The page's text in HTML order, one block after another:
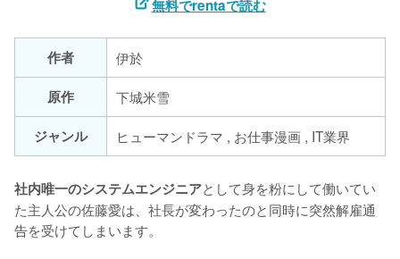
無料でrentaで読む
作者
伊於
原作
下城米雪
ジャンル
ヒューマンドラマ , お仕事漫画 , IT業界
社内唯一のシステムエンジニアとして身を粉にして働いてい
た主人公の佐藤愛は、社長が変わったのと同時に突然解雇通
告を受けてしまいます。